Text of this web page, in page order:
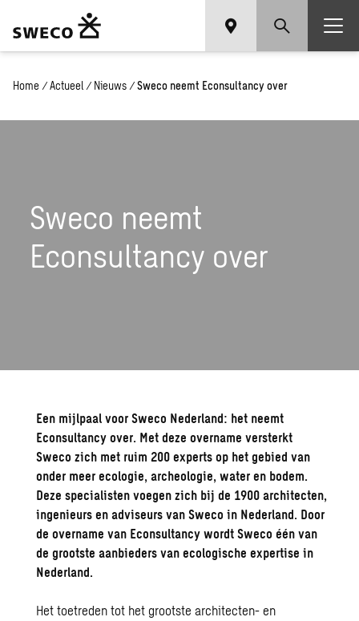
Home / Actueel / Nieuws / Sweco neemt Econsultancy over
Sweco neemt
Econsultancy over
Een mijlpaal voor Sweco Nederland: het neemt
Econsultancy over. Met deze overname versterkt
Sweco zich met ruim 200 experts op het gebied van
onder meer ecologie, archeologie, water en bodem.
Deze specialisten voegen zich bij de 1900 architecten,
ingenieurs en adviseurs van Sweco in Nederland. Door
de overname van Econsultancy wordt Sweco één van
de grootste aanbieders van ecologische expertise in
Nederland.
Het toetreden tot het grootste architecten- en